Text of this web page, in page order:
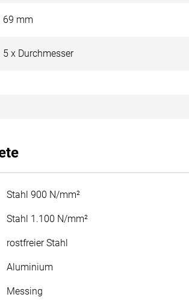
69 mm
5 x Durchmesser
Stahl 900 N/mm²
Stahl 1.100 N/mm²
rostfreier Stahl
Aluminium
Messing